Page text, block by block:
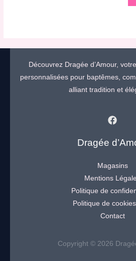
Découvrez Dragée d’Amour,
personnalisées pour baptêmes,
alliant tradition et
Dragée
Magasins
Mentions
Politique de
Politique de
Contact
Copyright © 2026